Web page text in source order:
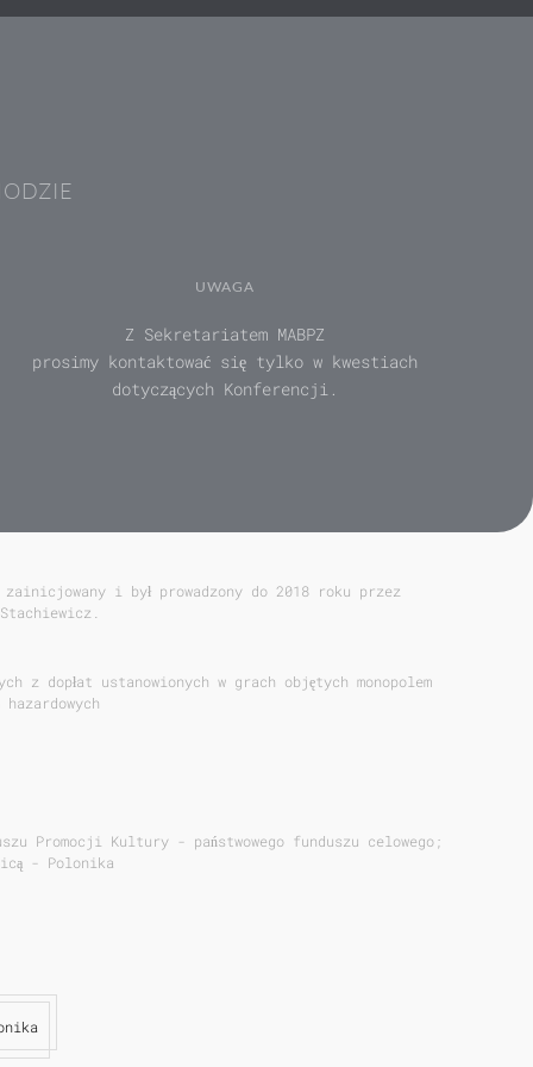
UWAGA
Z Sekretariatem MABPZ
prosimy kontaktować się tylko w kwestiach
dotyczących Konferencji.
i był prowadzony do 2018 roku przez
z dopłat ustanowionych w grach objętych monopolem
Promocji Kultury - państwowego funduszu celowego;
- Polonika